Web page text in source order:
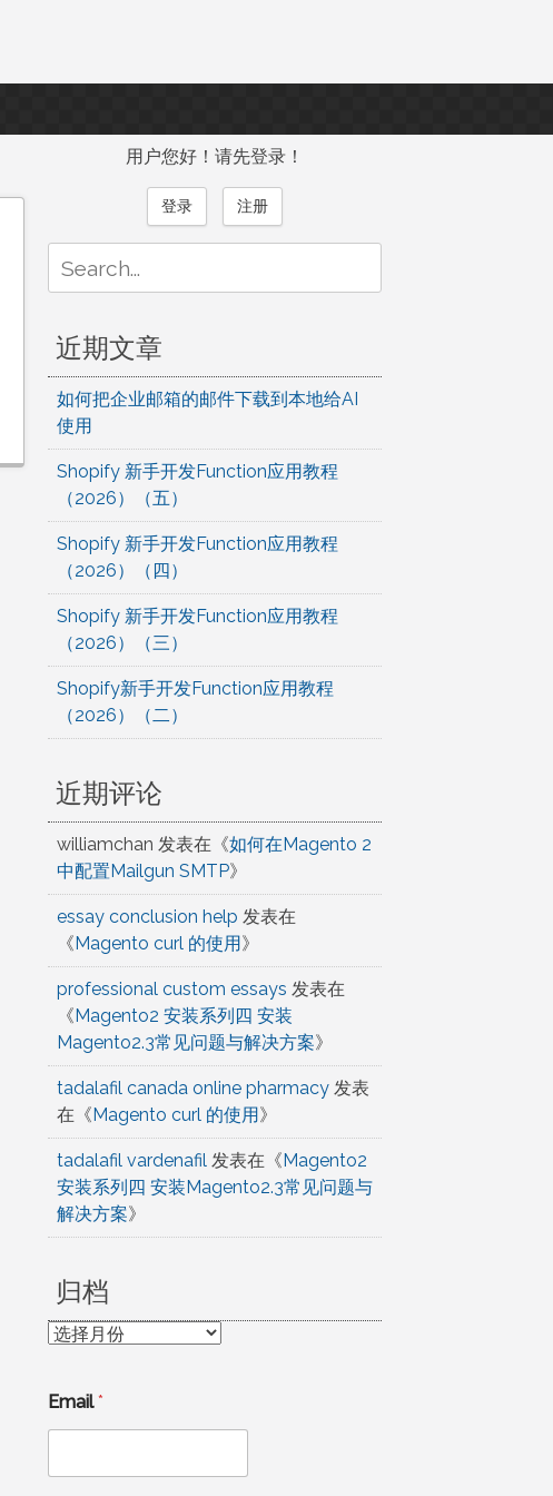
用户您好！请先登录！
登录 注册
for:
近期文章
如何把企业邮箱的邮件下载到本地给AI
使用
Shopify 新手开发Function应用教程
（2026）（五）
Shopify 新手开发Function应用教程
（2026）（四）
Shopify 新手开发Function应用教程
（2026）（三）
Shopify新手开发Function应用教程
（2026）（二）
近期评论
williamchan 发表在《如何在Magento 2
中配置Mailgun SMTP》
essay conclusion help 发表在
《Magento curl 的使用》
professional custom essays 发表在
《Magento2 安装系列四 安装
Magento2.3常见问题与解决方案》
tadalafil canada online pharmacy发表
在《Magento curl 的使用》
tadalafil vardenafil发表在《Magento2
安装系列四 安装Magento2.3常见问题与
解决方案》
归档
归
Email*